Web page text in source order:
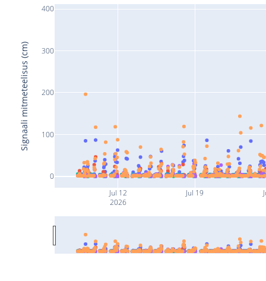
Jul 12
2026
Jul 19
0
100
200
300
400
Signaali mitmeteelisus (cm)